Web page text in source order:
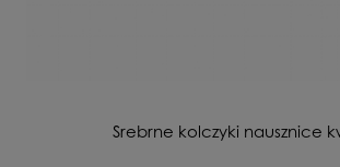
Srebrne kolczyki nausznice